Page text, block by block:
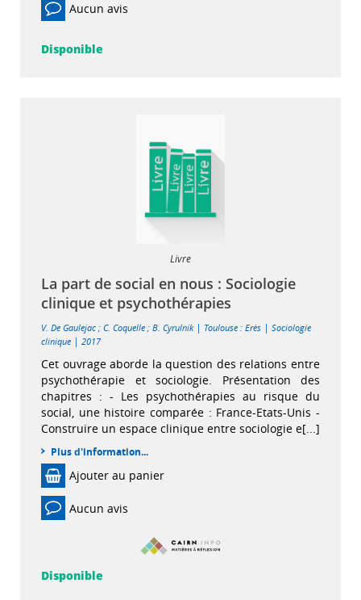
Aucun avis
Disponible
Livre
La part de social en nous : Sociologie
clinique et psychothérapies
V. De Gaulejac ; C. Coquelle ; B. Cyrulnik | Toulouse : Erès | Sociologie
clinique | 2017
Cet ouvrage aborde la question des relations entre
psychothérapie et sociologie. Présentation des
chapitres : - Les psychothérapies au risque du
social, une histoire comparée : France-Etats-Unis -
Construire un espace clinique entre sociologie e[...]
Plus d'information...
Ajouter au panier
Aucun avis
Disponible